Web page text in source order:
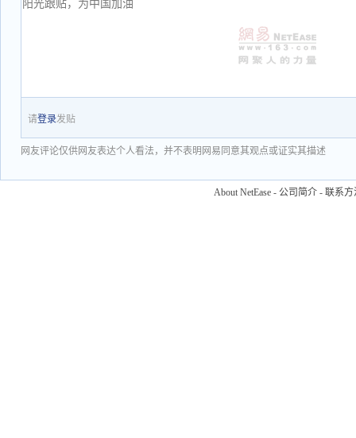
请登录发贴
网友评论仅供网友表达个人看法，并不表明网易同意其观点或证实其描述
About NetEase - 公司简介 - 联系方